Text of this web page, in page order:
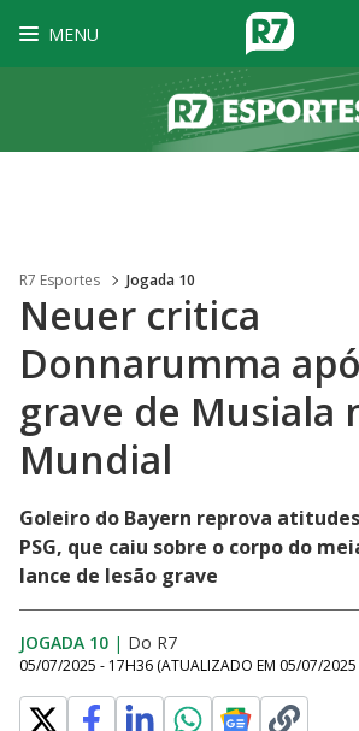
MENU
R7 Esportes Jogada 10
Neuer critica
Donnarumma
grave de Musiala
Mundial
Goleiro do Bayern reprova
PSG, que caiu sobre o corpo do
lance de lesão grave
JOGADA 10 | Do R7
05/07/2025 - 17H36 (ATUALIZADO EM 05/07/